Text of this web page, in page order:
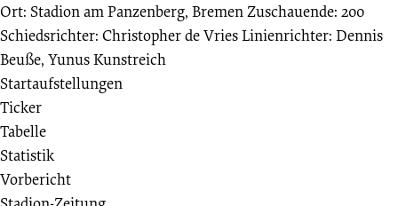
OSC
Bremerhaven
4:0
27.
Ort: Stadion am Panzenberg, BremenZuschauende: 200
Schiedsrichter: Christopher de VriesLinienrichter: Dennis
Beuße, Yunus Kunstreich
Startaufstellungen
Ticker
Tabelle
Statistik
Vorbericht